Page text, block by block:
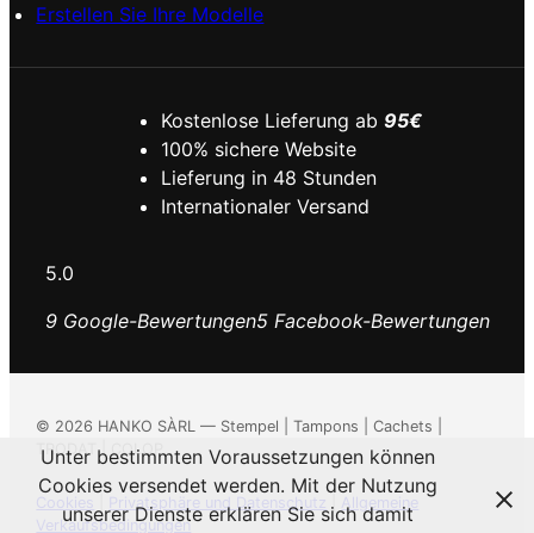
Erstellen Sie Ihre Modelle
Kostenlose Lieferung ab 95€
100% sichere Website
Lieferung in 48 Stunden
Internationaler Versand
5.0
9 Google-Bewertungen5 Facebook-Bewertungen
© 2026 HANKO SÀRL — Stempel | Tampons | Cachets |
TRODAT | COLOP
Cookies Privatsphäre und Datenschutz
Allgemeine
Verkaufsbedingungen
Unter bestimmten Voraussetzungen können
Cookies versendet werden. Mit der Nutzung
unserer Dienste erklären Sie sich damit